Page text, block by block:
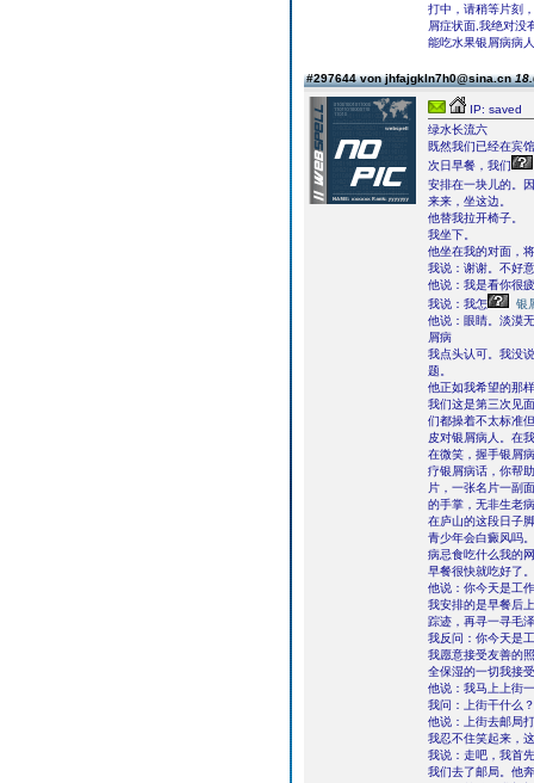
打中，请稍等片刻
屑症状面,我绝对没
能吃水果银屑病病
#297644 von jhfajgkln7h0@sina.cn
IP: saved
绿水长流六
既然我们已经在宾
次日早餐，我们
安排在一块儿的。
来来，坐这边。
他替我拉开椅子。
我坐下。
他坐在我的对面，
我说：谢谢。不好
他说：我是看你很
我说：我怎
银
他说：眼睛。淡漠
屑病
我点头认可。我没
题。
他正如我希望的那
我们这是第三次见
们都操着不太标准
皮对银屑病人。在
在微笑，握手银屑
疗银屑病话，你帮
片，一张名片一副
的手掌，无非生老
在庐山的这段日子
青少年会白癜风吗
病忌食吃什么我的
早餐很快就吃好了。
他说：你今天是工
我安排的是早餐后
踪迹，再寻一寻毛
我反问：你今天是
我愿意接受友善的
全保湿的一切我接
他说：我马上上街
我问：上街干什么？
他说：上街去邮局
我忍不住笑起来，
我说：走吧，我首
我们去了邮局。他